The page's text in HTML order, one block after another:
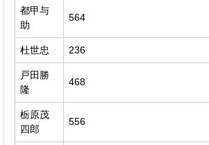
都甲与
助
564
杜世忠 236
戸田勝
隆
468
栃原茂
四郎
556